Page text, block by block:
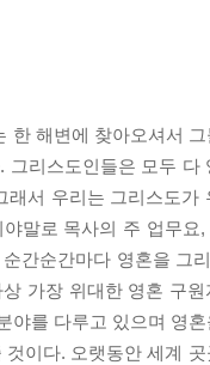
한 해변에 찾아오셔서 그
리스도인들은 모두 다
서 우리는 그리스도가
말로 목사의 주 업무요,
간순간마다 영혼을 그
가장 위대한 영혼 구원
야를 다루고 있으며 영
이다. 오랫동안 세계